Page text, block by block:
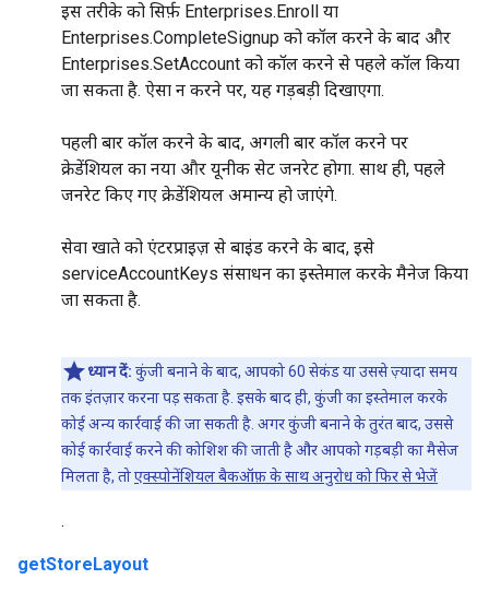
इस तरीके को सिर्फ़ Enterprises.Enroll या
Enterprises.CompleteSignup को कॉल करने के बाद और
Enterprises.SetAccount को कॉल करने से पहले कॉल किया
जा सकता है. ऐसा न करने पर, यह गड़बड़ी दिखाएगा.
पहली बार कॉल करने के बाद, अगली बार कॉल करने पर
क्रेडेंशियल का नया और यूनीक सेट जनरेट होगा. साथ ही, पहले
जनरेट किए गए क्रेडेंशियल अमान्य हो जाएंगे.
सेवा खाते को एंटरप्राइज़ से बाइंड करने के बाद, इसे
serviceAccountKeys संसाधन का इस्तेमाल करके मैनेज किया
जा सकता है.
ध्यान दें: कुंजी बनाने के बाद, आपको 60 सेकंड या उससे ज़्यादा समय
तक इंतज़ार करना पड़ सकता है. इसके बाद ही, कुंजी का इस्तेमाल करके
कोई अन्य कार्रवाई की जा सकती है. अगर कुंजी बनाने के तुरंत बाद, उससे
कोई कार्रवाई करने की कोशिश की जाती है और आपको गड़बड़ी का मैसेज
मिलता है, तोएक्स्पोनेंशियल बैकऑफ़ के साथ अनुरोध को फिर से भेजें
.
getStoreLayout